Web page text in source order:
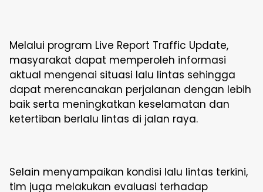
Melalui program Live Report Traffic Update,
masyarakat dapat memperoleh informasi
aktual mengenai situasi lalu lintas sehingga
dapat merencanakan perjalanan dengan lebih
baik serta meningkatkan keselamatan dan
ketertiban berlalu lintas di jalan raya.
Selain menyampaikan kondisi lalu lintas terkini,
tim juga melakukan evaluasi terhadap